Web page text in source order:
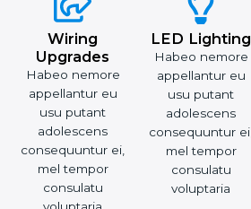
Wiring
Upgrades
Habeo nemore
appellantur eu
usu putant
adolescens
consequuntur ei,
mel tempor
consulatu
voluptaria
LED Lighting
Habeo nemore
appellantur eu
usu putant
adolescens
consequuntur ei,
mel tempor
consulatu
voluptaria